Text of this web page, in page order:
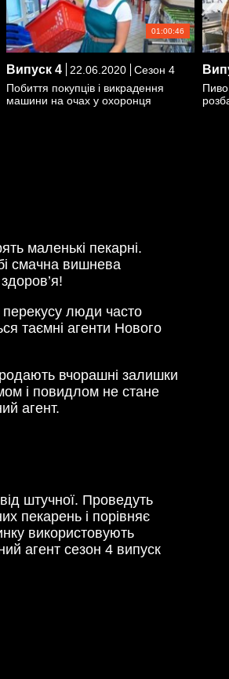
01:00:46
Випуск 4 22.06.2020
Сезон 4
Побиття покупців і викрадення
машини на очах у охоронця
Пиво
маленькі пекарні.
смачна вишнева
перекусу люди часто
таємні агенти Нового
вчорашні залишки
і повидлом не стане
агент.
штучної. Проведуть
пекарень і порівняє
використовують
агент сезон 4 випуск